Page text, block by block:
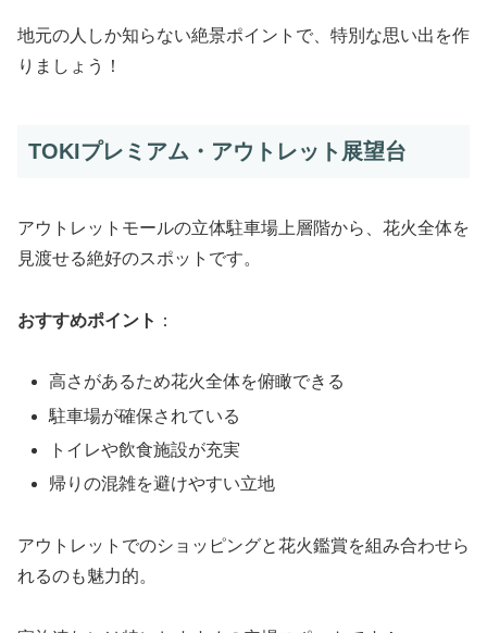
地元の人しか知らない絶景ポイントで、特別な思い出を作
りましょう！
TOKIプレミアム・アウトレット展望台
アウトレットモールの立体駐車場上層階から、花火全体を
見渡せる絶好のスポットです。
おすすめポイント ：
高さがあるため花火全体を俯瞰できる
駐車場が確保されている
トイレや飲食施設が充実
帰りの混雑を避けやすい立地
アウトレットでのショッピングと花火鑑賞を組み合わせら
れるのも魅力的。